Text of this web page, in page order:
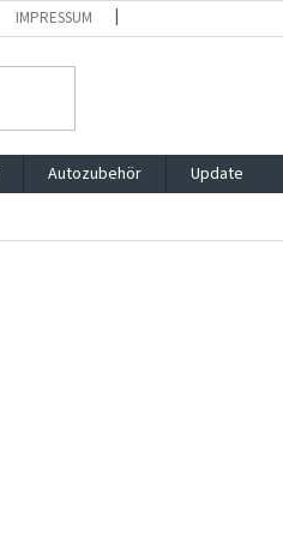
IMPRESSUM
Autozubehör
Update